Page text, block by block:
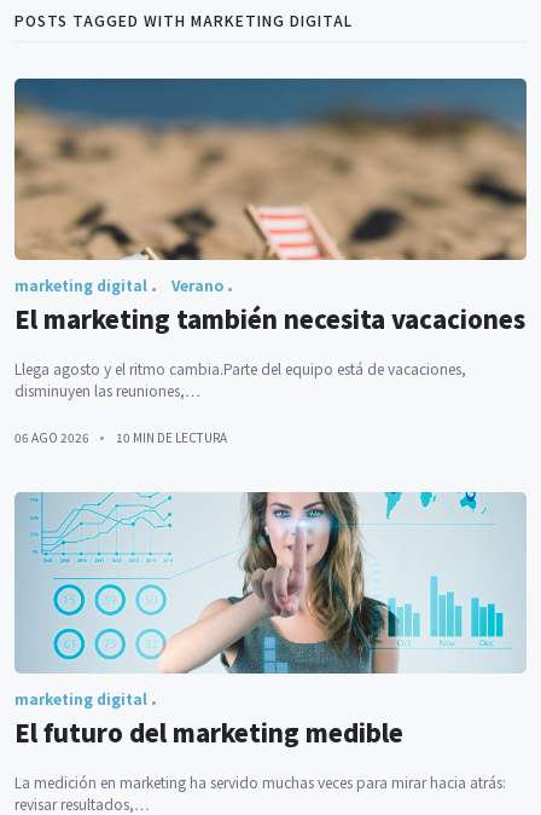
POSTS TAGGED WITH MARKETING DIGITAL
marketing digital Verano
El marketing también necesita vacaciones
Llega agosto y el ritmo cambia.Parte del equipo está de vacaciones,
disminuyen las reuniones,…
06 AGO 2026 10 MIN DE LECTURA
marketing digital
El futuro del marketing medible
La medición en marketing ha servido muchas veces para mirar hacia atrás:
revisar resultados,…